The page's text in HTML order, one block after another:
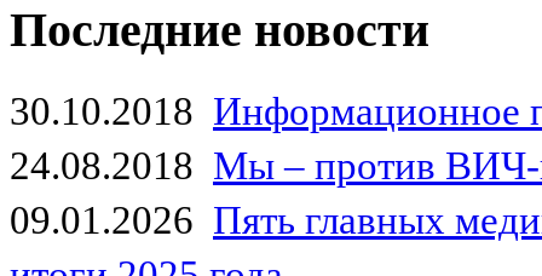
Последние новости
30.10.2018 Информационное
24.08.2018 Мы – против
09.01.2026 Пять главных